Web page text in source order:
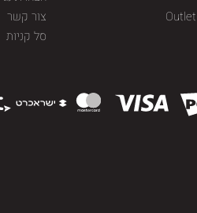
צור קשר
סל קניות